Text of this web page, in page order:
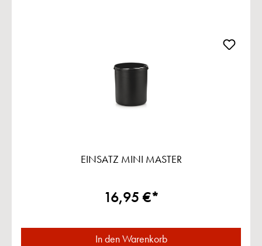
EINSATZ MINI MASTER
16,95 €*
In den Warenkorb